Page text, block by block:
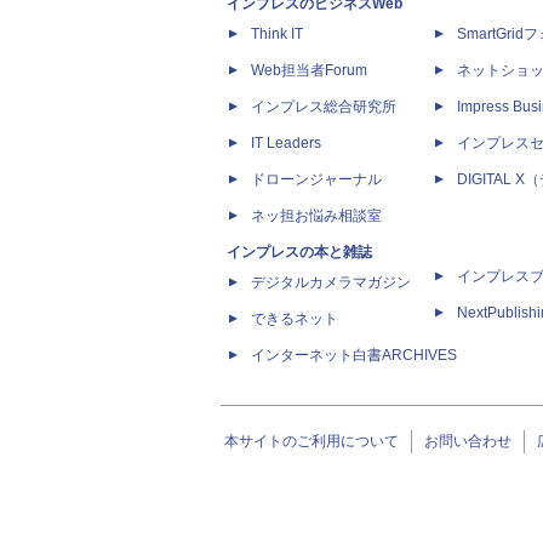
インプレスのビジネスWeb
Think IT
Web担当者Forum
インプレス総合研究所
IT Leaders
ドローンジャーナル
ネッ担お悩み相談室
インプレスの本と雑誌
デジタルカメラマガジン
できるネット
インターネット白書ARCHIVES
SmartGridフ
ネットショ
Impress
インプレス
DIGITAL X（
インプレス
本サイトのご利用について お問い合わせ